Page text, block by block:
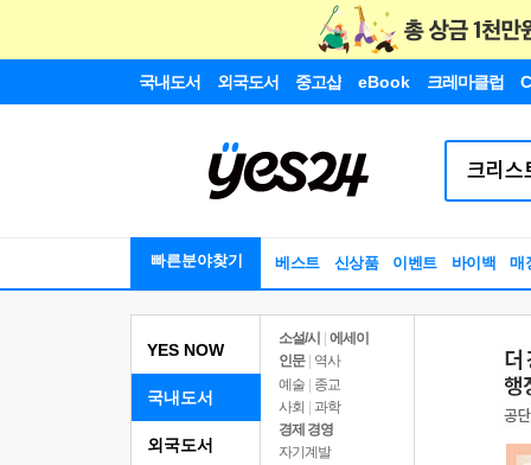
국내도서 외국도서 중고샵 eBook 크레마클럽
빠른분야찾기 베스트 신상품 이벤트 바이백 매
YES NOW
국내도서
소설/시
에세이
인문
역사
예술 | 종교
사회 | 과학
경제 경영
자기계발
외국도서